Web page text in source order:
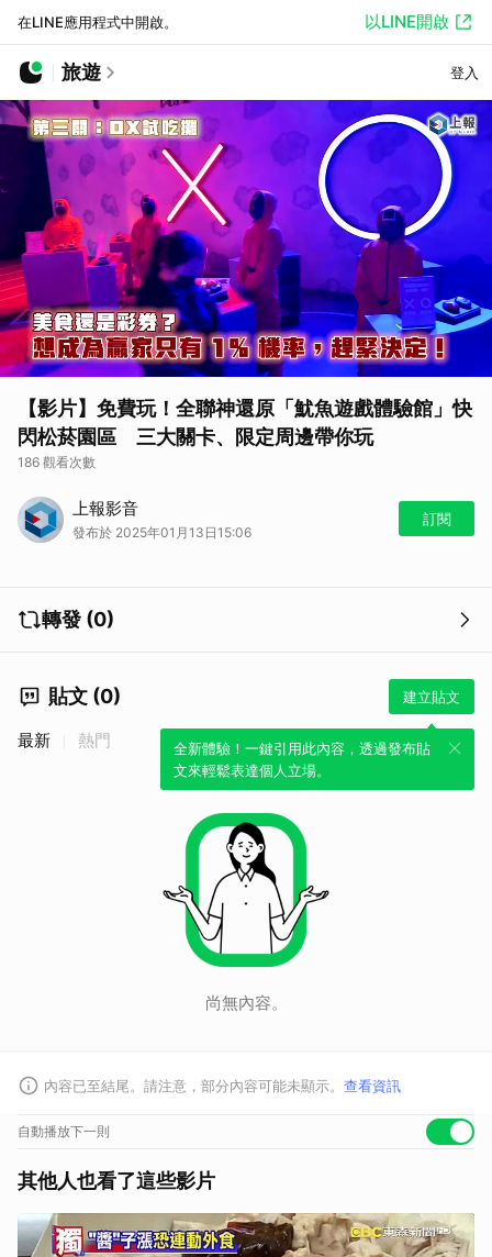
在LINE應用程式中開啟。 以LINE開啟
旅遊 登入
【影片】免費玩！全聯神還原「魷魚遊戲體驗館」快
閃松菸園區 三大關卡、限定周邊帶你玩
186 觀看次數
上報影音
發布於 2025年01月13日15:06
訂閱
轉發 (0)
貼文 (0) 建立貼文
全新體驗！一鍵引用此內容，透過發布貼
文來輕鬆表達個人立場。
最新 熱門
尚無內容。
內容已至結尾。請注意，部分內容可能未顯示。 查看資訊
自動播放下一則
其他人也看了這些影片